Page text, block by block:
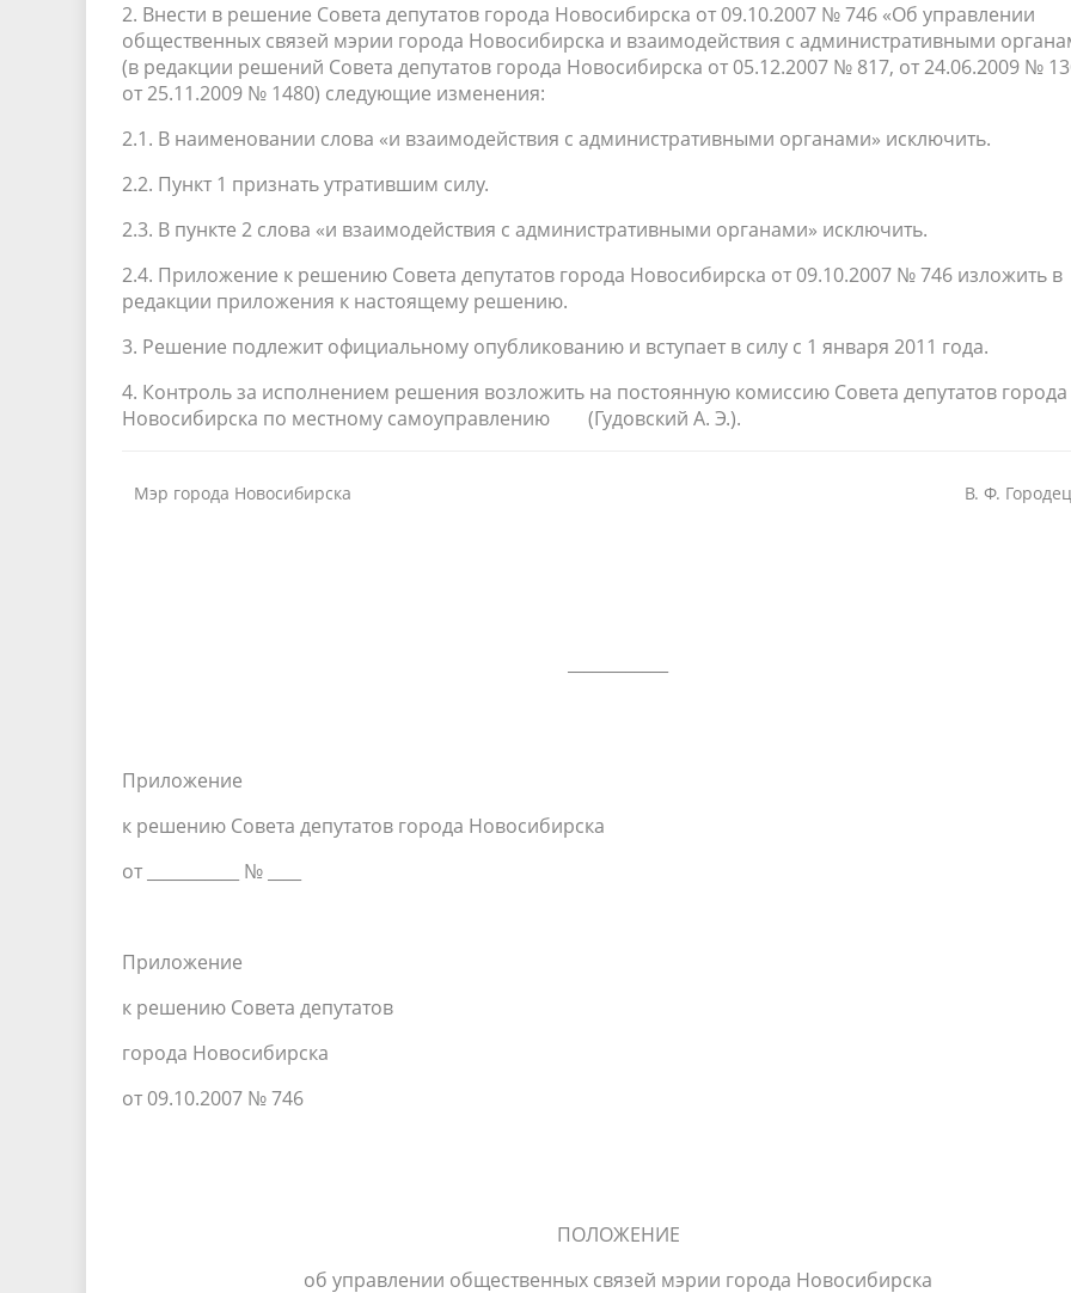
2. Внести в решение Совета депутатов города Новосибирска от 09.10.2007 № 746 «Об управлении
общественных связей мэрии города Новосибирска и взаимодействия с административными
(в редакции решений Совета депутатов города Новосибирска от 05.12.2007 № 817, от 24.06.2009 №
от 25.11.2009 № 1480) следующие изменения:
2.1. В наименовании слова «и взаимодействия с административными органами» исключить.
2.2. Пункт 1 признать утратившим силу.
2.3. В пункте 2 слова «и взаимодействия с административными органами» исключить.
2.4. Приложение к решению Совета депутатов города Новосибирска от 09.10.2007 № 746 изложить в
редакции приложения к настоящему решению.
3. Решение подлежит официальному опубликованию и вступает в силу с 1 января 2011 года.
4. Контроль за исполнением решения возложить на постоянную комиссию Совета депутатов города
Новосибирска по местному самоуправлению (Гудовский А. Э.).
Мэр города Новосибирска В. Ф.
Приложение
к решению Совета депутатов города Новосибирска
от ___________ № ____
Приложение
к решению Совета депутатов
города Новосибирска
от 09.10.2007 № 746
ПОЛОЖЕНИЕ
об управлении общественных связей мэрии города Новосибирска